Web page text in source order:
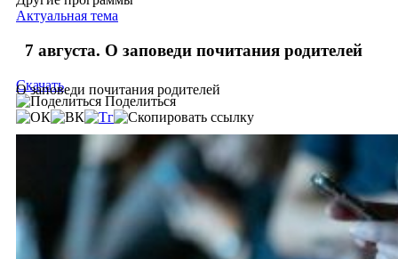
Актуальная тема
7 августа. О заповеди почитания родителей
О заповеди почитания родителей
Скачать
Поделиться